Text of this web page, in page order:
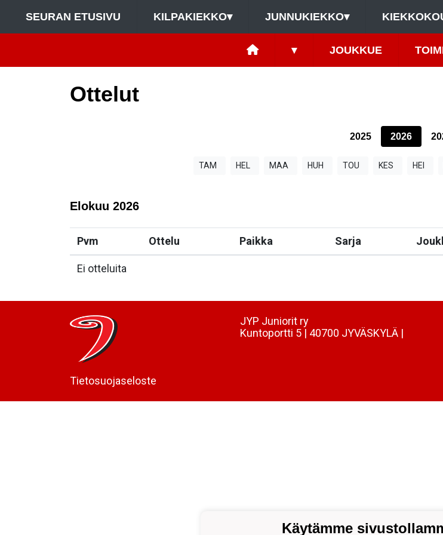
SEURAN ETUSIVU KILPAKIEKKO▾ JUNNUKIEKKO▾
▾ JOUKKUE
Ottelut
2025 2026
TAM HEL MAA HUH TOU KES HEI
Elokuu 2026
Pvm Ottelu Paikka Sarja
Ei otteluita
Tietosuojaseloste
JYP Juniorit ry
Kuntoportti 5 | 40700 JYVÄSKYLÄ |
Käytämme